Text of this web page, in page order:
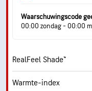
Dauwpunt
Wolkendek
Zicht
Waarschuwingscode
00:00 zondag - 00:00
RealFeel Shade™
Warmte-index